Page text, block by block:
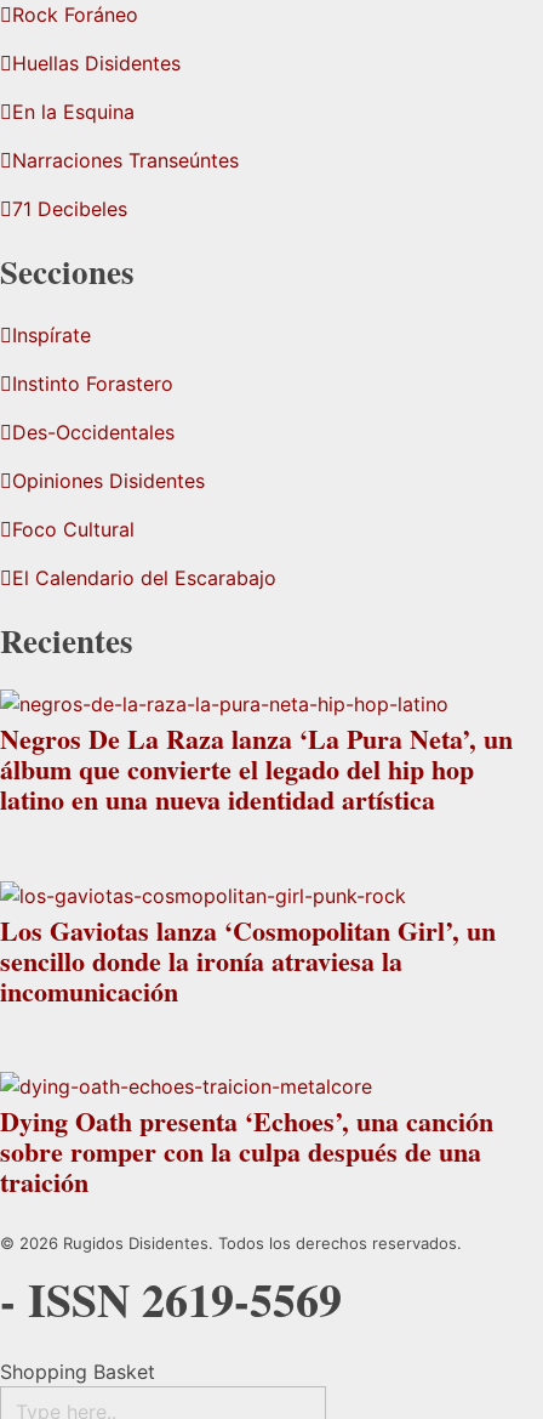
Rock Foráneo
Huellas Disidentes
En la Esquina
Narraciones Transeúntes
71 Decibeles
Secciones
Inspírate
Instinto Forastero
Des-Occidentales
Opiniones Disidentes
Foco Cultural
El Calendario del Escarabajo
Recientes
Negros De La Raza lanza ‘La Pura Neta’, un
álbum que convierte el legado del hip hop
latino en una nueva identidad artística
Los Gaviotas lanza ‘Cosmopolitan Girl’, un
sencillo donde la ironía atraviesa la
incomunicación
Dying Oath presenta ‘Echoes’, una canción
sobre romper con la culpa después de una
traición
© 2026 Rugidos Disidentes. Todos los derechos reservados.
- ISSN 2619-5569
Shopping Basket